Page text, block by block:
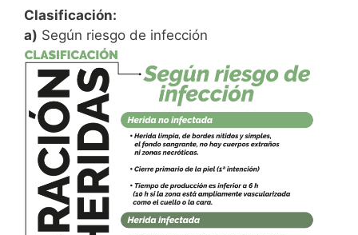
Clasificación:
a) Según riesgo de infección